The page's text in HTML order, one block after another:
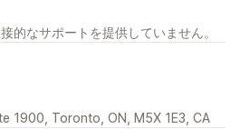
的なサポートを提供していません。
1900, Toronto, ON, M5X 1E3, CA